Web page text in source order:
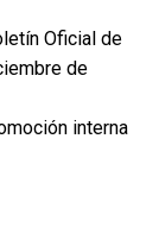
Oficial de
de
interna